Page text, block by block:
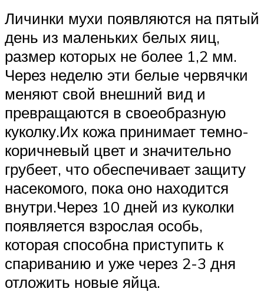
Личинки мухи появляются на пятый
день из маленьких белых яиц,
размер которых не более 1,2 мм.
Через неделю эти белые червячки
меняют свой внешний вид и
превращаются в своеобразную
куколку.Их кожа принимает темно-
коричневый цвет и значительно
грубеет, что обеспечивает защиту
насекомого, пока оно находится
внутри.Через 10 дней из куколки
появляется взрослая особь,
которая способна приступить к
спариванию и уже через 2-3 дня
отложить новые яйца.